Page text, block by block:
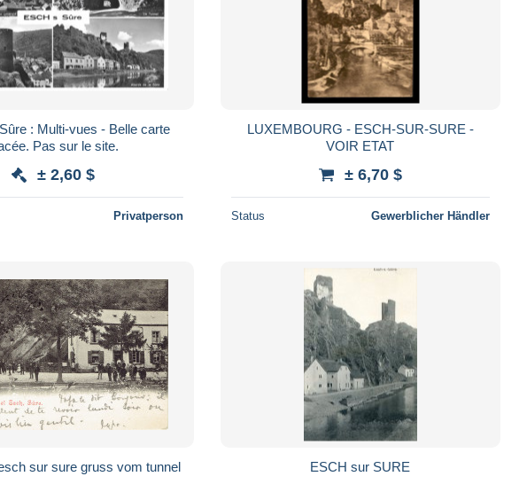
- Belle carte
Pas sur le site.
± 2,60 $
Privatperson
LUXEMBOURG - ESCH-SUR-SURE -
VOIR ETAT
± 6,70 $
Status Gewerblicher Händler
sur sure gruss vom tunnel ESCH sur SURE